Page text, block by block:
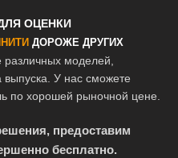
ОЦЕНКИ
ДОРОЖЕ ДРУГИХ
различных моделей,
выпуска. У нас сможете
по хорошей рыночной цене.
предоставим
бесплатно.